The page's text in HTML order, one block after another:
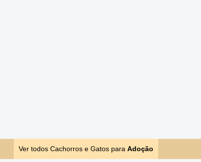
Ver todos Cachorros e Gatos para Adoção